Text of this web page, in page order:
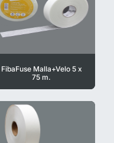
FibaFuse Malla+Velo 5 x
75 m.